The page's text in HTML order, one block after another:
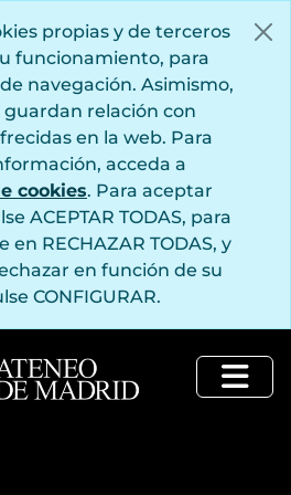
propias y de terceros
funcionamiento, para
navegación. Asimismo,
guardan relación con
en la web. Para
acceda a
cookies. Para aceptar
ACEPTAR TODAS, para
RECHAZAR TODAS, y
en función de su
CONFIGURAR.